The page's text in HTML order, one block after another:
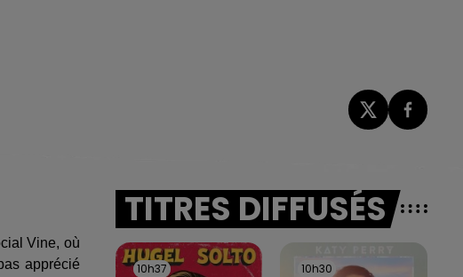
Vine, où
apprécié
TITRES DIFFUSÉS
10h37
10h37 10h30
10h30